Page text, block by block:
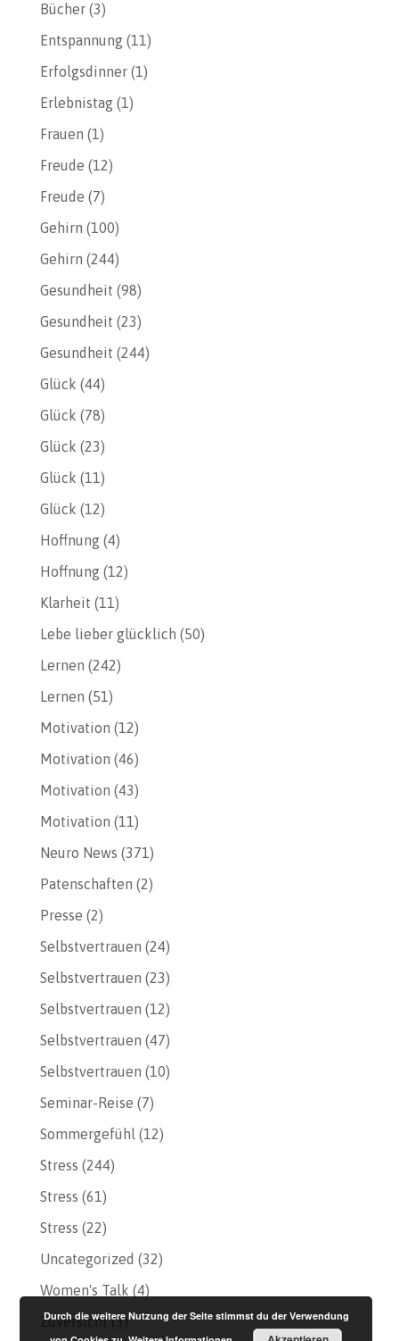
Bücher(3)
Entspannung(11)
Erfolgsdinner(1)
Erlebnistag(1)
Frauen (1)
Freude (12)
Freude (7)
Gehirn (100)
Gehirn (244)
Gesundheit (98)
Gesundheit (23)
Gesundheit (244)
Glück (44)
Glück (78)
Glück (23)
Glück (11)
Glück (12)
Hoffnung(4)
Hoffnung(12)
Klarheit (11)
Lebe lieber glücklich (50)
Lernen (242)
Lernen (51)
Motivation (12)
Motivation (46)
Motivation (43)
Motivation (11)
Neuro News (371)
Patenschaften (2)
Presse (2)
Selbstvertrauen (24)
Selbstvertrauen (23)
Selbstvertrauen (12)
Selbstvertrauen (47)
Selbstvertrauen (10)
Seminar-Reise (7)
Sommergefühl(12)
Stress (244)
Stress (61)
Stress (22)
Uncategorized (32)
Women's Talk (4)
Zuversicht(3)
Durch die weitere Nutzung der Seite stimmst du der Verwendung